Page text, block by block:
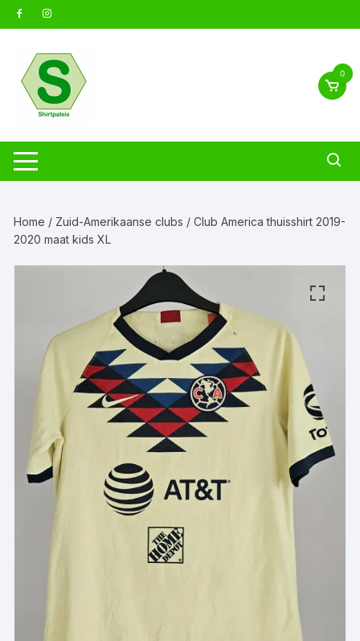
naar
0
Home / Zuid-Amerikaanse clubs / Club America thuisshirt 2019-
2020 maat kids XL